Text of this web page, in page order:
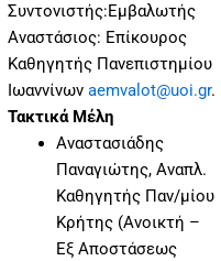
Συντονιστής:Εμβαλωτής
Αναστάσιος: Επίκουρος
Καθηγητής Πανεπιστημίου
Ιωαννίνωνaemvalot@uoi.gr.
Τακτικά Μέλη
Αναστασιάδης
Παναγιώτης, Αναπλ.
Καθηγητής Παν/μίου
Κρήτης (Ανοικτή –
Εξ Αποστάσεως